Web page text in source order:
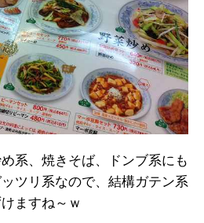
系、焼きそば、ドンブ系にも
ツリ系なので、結構ガテン系
ますね～ｗ